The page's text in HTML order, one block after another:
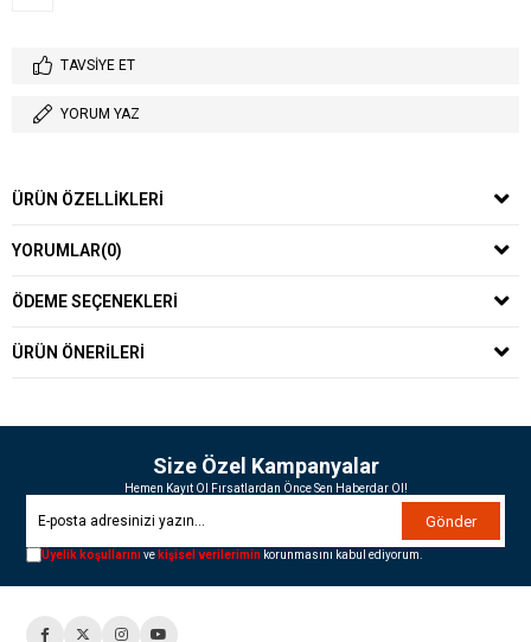
TAVSIYE ET
YORUM YAZ
ÜRÜN ÖZELLIKLERI
YORUMLAR(0)
ÖDEME SEÇENEKLERI
ÜRÜN ÖNERILERI
Size Özel Kampanyalar
Hemen Kayıt Ol Fırsatlardan Önce Sen Haberdar Ol!
Gönder
Üyelik koşullarınıve kişisel verilerimin korunmasını kabul ediyorum.